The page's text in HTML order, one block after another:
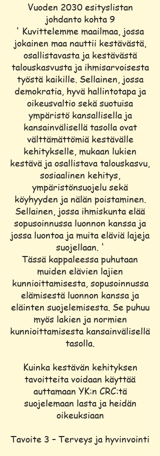
Vuoden 2030 esityslistan
johdanto kohta 9
' Kuvittelemme maailmaa, jossa
jokainen maa nauttii kestävästä,
osallistavasta ja kestävästä
talouskasvusta ja ihmisarvoisesta
työstä kaikille. Sellainen, jossa
demokratia, hyvä hallintotapa ja
oikeusvaltio sekä suotuisa
ympäristö kansallisella ja
kansainvälisellä tasolla ovat
välttämättömiä kestävälle
kehitykselle, mukaan lukien
kestävä ja osallistava talouskasvu,
sosiaalinen kehitys,
ympäristönsuojelu sekä
köyhyyden ja nälän poistaminen.
Sellainen, jossa ihmiskunta elää
sopusoinnussa luonnon kanssa ja
jossa luontoa ja muita eläviä lajeja
suojellaan. '
Tässä kappaleessa puhutaan
muiden elävien lajien
kunnioittamisesta, sopusoinnussa
elämisestä luonnon kanssa ja
eläinten suojelemisesta. Se puhuu
myös lakien ja normien
kunnioittamisesta kansainvälisellä
tasolla.
Kuinka kestävän kehityksen
tavoitteita voidaan käyttää
auttamaan YK:n CRC:tä
suojelemaan lasta ja heidän
oikeuksiaan
Tavoite 3 – Terveys ja hyvinvointi